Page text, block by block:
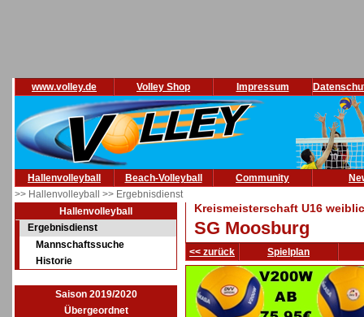
www.volley.de Volley Shop Impressum
Hallenvolleyball Beach-Volleyball Community
>> Hallenvolleyball >> Ergebnisdienst
Hallenvolleyball
Ergebnisdienst
Mannschaftssuche
Historie
Saison 2019/2020
Übergeordnet
Kreismeisterschaft U16
SG Moosburg
<< zurück Spielplan